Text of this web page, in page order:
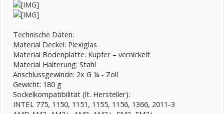
Technische Daten:
Material Deckel: Plexiglas
Material Bodenplatte: Kupfer – vernickelt
Material Halterung: Stahl
Anschlussgewinde: 2x G ¼ - Zoll
Gewicht: 180 g
Sockelkompatibilität (lt. Hersteller):
INTEL 775, 1150, 1151, 1155, 1156, 1366, 2011-3